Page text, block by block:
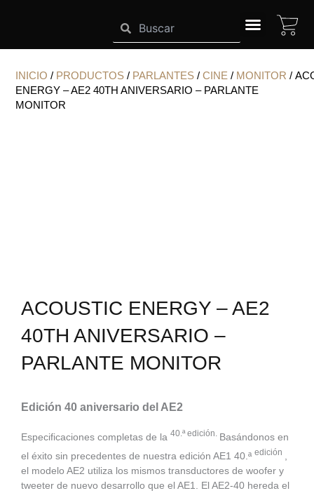
INICIO / PRODUCTOS / PARLANTES / CINE / MONITOR /
ENERGY – AE2 40TH ANIVERSARIO – PARLANTE
MONITOR
ACOUSTIC ENERGY – AE2
40TH ANIVERSARIO –
PARLANTE MONITOR
Edición 40 aniversario del AE2
Especificaciones completas de la 40.ª edición. Basándonos en
el éxito sin precedentes de nuestra edición AE1 40.ª edición
el modelo AE2 utiliza los mismos transductores de woofer y
tweeter de nuevo desarrollo que el AE1. El AE2-40 hereda el